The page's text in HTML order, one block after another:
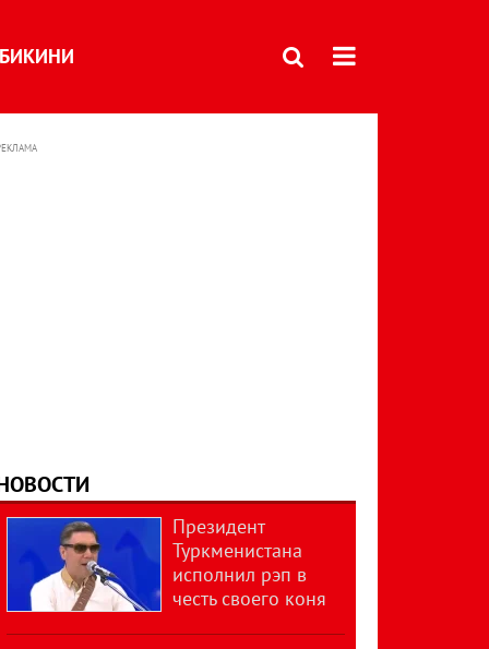
БИКИНИ
Президент
Туркменистана
исполнил рэп в
честь своего коня